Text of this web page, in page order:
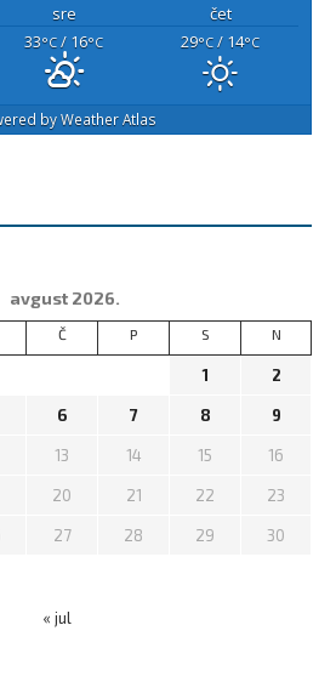
sre
čet
33°C / 16°C 29°C / 14°C
byWeather Atlas
avgust 2026.
Č P S N
1 2
6 7 8 9
13 14 15 16
20 21 22 23
27 28 29 30
« jul